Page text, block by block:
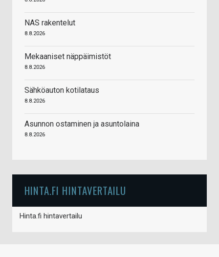
NAS rakentelut
8.8.2026
Mekaaniset näppäimistöt
8.8.2026
Sähköauton kotilataus
8.8.2026
Asunnon ostaminen ja asuntolaina
8.8.2026
HINTA.FI HINTAVERTAILU
Hinta.fi hintavertailu